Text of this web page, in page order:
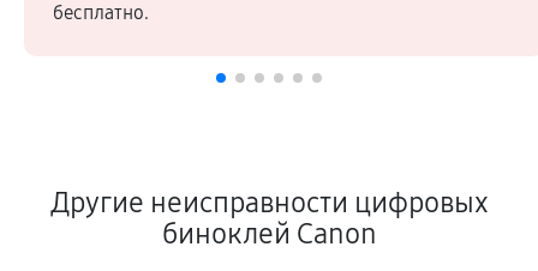
бесплатно.
Другие неисправности цифровых
биноклей Canon